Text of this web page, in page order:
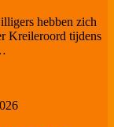
hebben zich
Kreileroord tijdens